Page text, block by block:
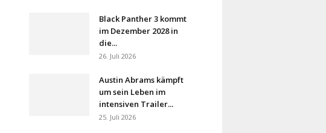
Black Panther 3 kommt
im Dezember 2028 in
die...
26. Juli 2026
Austin Abrams kämpft
um sein Leben im
intensiven Trailer...
25. Juli 2026